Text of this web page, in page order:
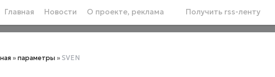
Главная Новости О проекте, реклама Получить rss-ленту
»параметры »SVEN